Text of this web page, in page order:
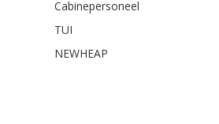
Cabinepersoneel
TUI
NEWHEAP